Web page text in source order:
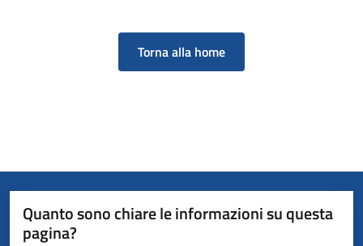
Torna alla home
Quanto sono chiare le informazioni su questa
pagina?